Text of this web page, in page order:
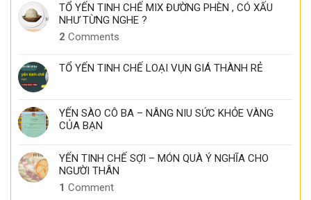
TỔ YẾN TINH CHẾ MIX ĐƯỜNG PHÈN , CÓ XẤU
NHƯ TỪNG NGHE ?
2 Comments
TỔ YẾN TINH CHẾ LOẠI VỤN GIÁ THÀNH RẺ
YẾN SÀO CÔ BA – NÂNG NIU SỨC KHỎE VÀNG
CỦA BẠN
YẾN TINH CHẾ SỢI – MÓN QUÀ Ý NGHĨA CHO
NGƯỜI THÂN
1 Comment